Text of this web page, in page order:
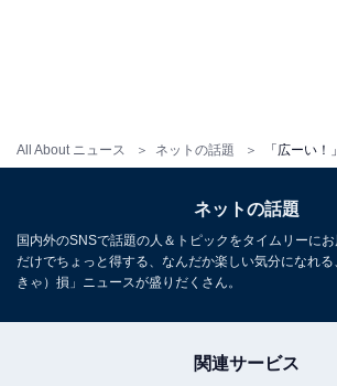
All About ニュース ネットの話題
ネットの話題
国内外のSNSで話題の人＆トピックをタイムリーに
だけでちょっと得する、なんだか楽しい気分になれ
きゃ）損」ニュースが盛りだくさん。
関連サービス